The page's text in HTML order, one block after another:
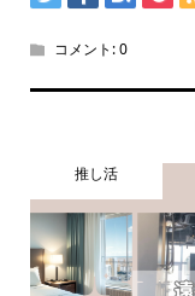
コメント:0
推し活